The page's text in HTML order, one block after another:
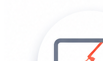
iPad mini
iPad mini 5